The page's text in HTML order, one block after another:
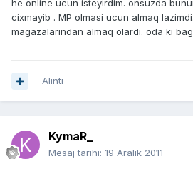
he online ucun isteyirdim. onsuzda
cixmayib . MP olmasi ucun almaq
magazalarindan almaq olardi. oda ki
Alıntı
KymaR_
Mesaj tarihi: 19 Aralık 2011